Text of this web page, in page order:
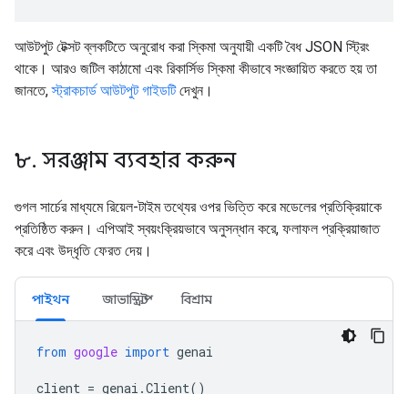
আউটপুট টেক্সট ব্লকটিতে অনুরোধ করা স্কিমা অনুযায়ী একটি বৈধ JSON স্ট্রিং
থাকে। আরও জটিল কাঠামো এবং রিকার্সিভ স্কিমা কীভাবে সংজ্ঞায়িত করতে হয় তা
জানতে,স্ট্রাকচার্ড আউটপুট গাইডটিদেখুন।
৮. সরঞ্জাম ব্যবহার করুন
গুগল সার্চের মাধ্যমে রিয়েল-টাইম তথ্যের ওপর ভিত্তি করে মডেলের প্রতিক্রিয়াকে
প্রতিষ্ঠিত করুন। এপিআই স্বয়ংক্রিয়ভাবে অনুসন্ধান করে, ফলাফল প্রক্রিয়াজাত
করে এবং উদ্ধৃতি ফেরত দেয়।
পাইথন জাভাস্ক্রিপ্ট বিশ্রাম
from google import genai
client = genai .Client()